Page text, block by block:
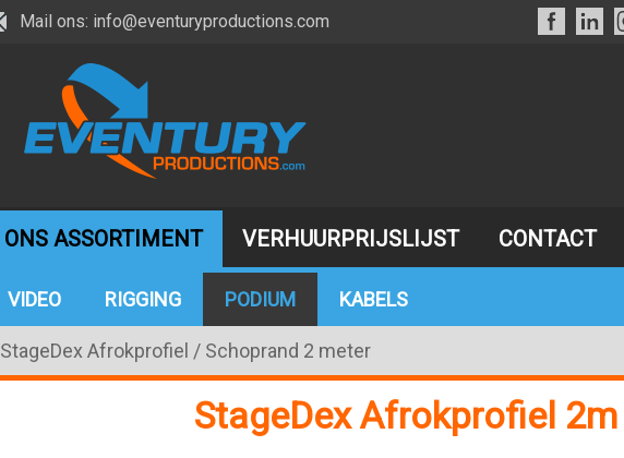
Mail ons: info@eventuryproductions.com
ONS ASSORTIMENT VERHUURPRIJSLIJST CONTACT
VIDEO RIGGING PODIUM KABELS
StageDex Afrokprofiel / Schoprand 2 meter
StageDex Afrokprofiel 2m